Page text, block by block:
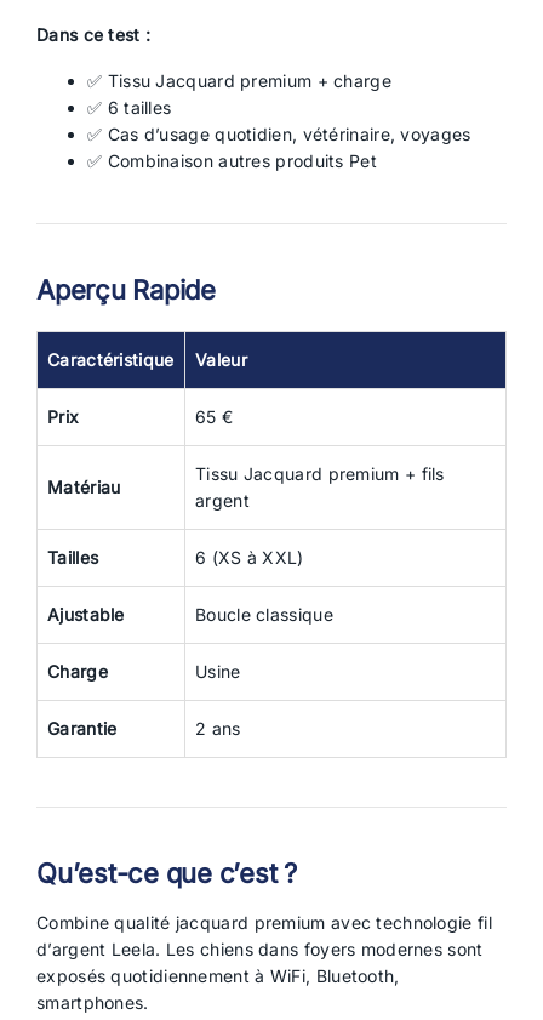
Dans ce test :
✅ Tissu Jacquard premium + charge
✅ 6 tailles
✅ Cas d’usage quotidien, vétérinaire, voyages
✅ Combinaison autres produits Pet
Aperçu Rapide
Caractéristique Valeur
Prix 65 €
Matériau
Tissu Jacquard premium + fils
argent
Tailles 6 (XS à XXL)
Ajustable Boucle classique
Charge Usine
Garantie 2 ans
Qu’est-ce que c’est ?
Combine qualité jacquard premium avec technologie fil
d’argent Leela. Les chiens dans foyers modernes sont
exposés quotidiennement à WiFi, Bluetooth,
smartphones.